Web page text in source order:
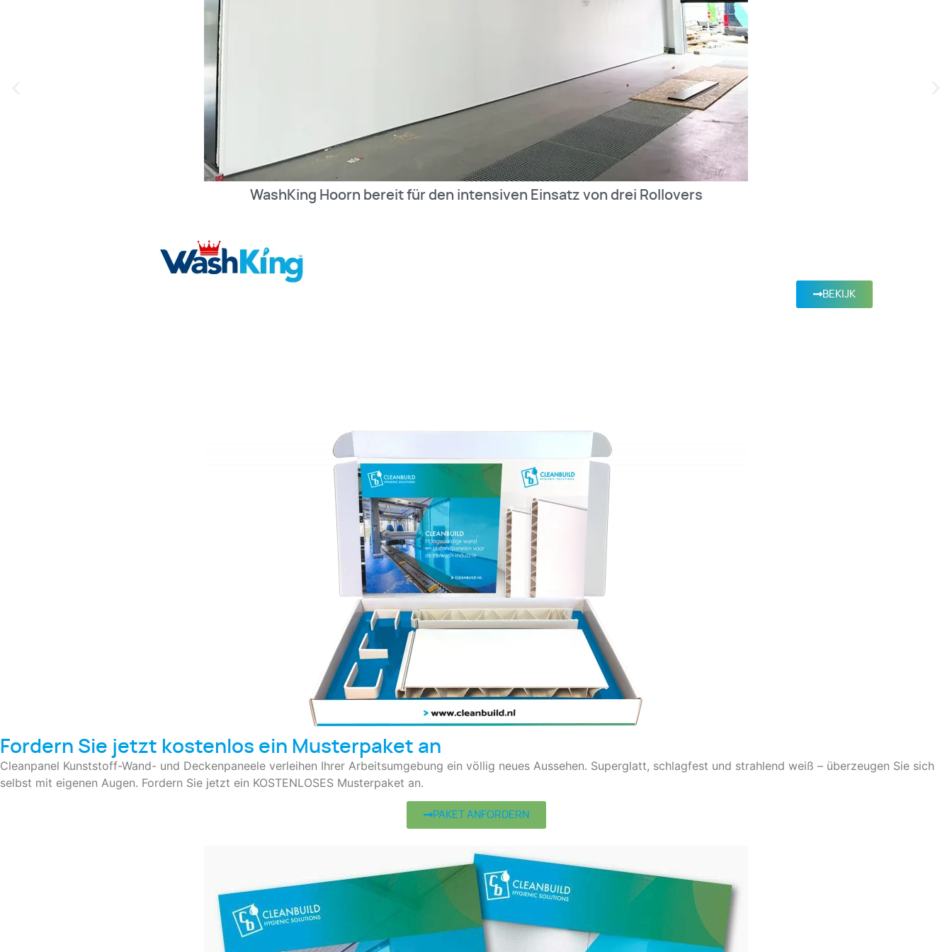
WashKing Hoorn bereit für den intensiven Einsatz von drei Rollovers
BEKIJK
Fordern Sie jetzt kostenlos ein Musterpaket an
Cleanpanel Kunststoff-Wand- und Deckenpaneele verleihen Ihrer Arbeitsumgebung ein völlig neues Aussehen. Superglatt, schlagfest und strahlend weiß – überzeugen Sie sich
selbst mit eigenen Augen. Fordern Sie jetzt ein KOSTENLOSES Musterpaket an.
PAKET ANFORDERN